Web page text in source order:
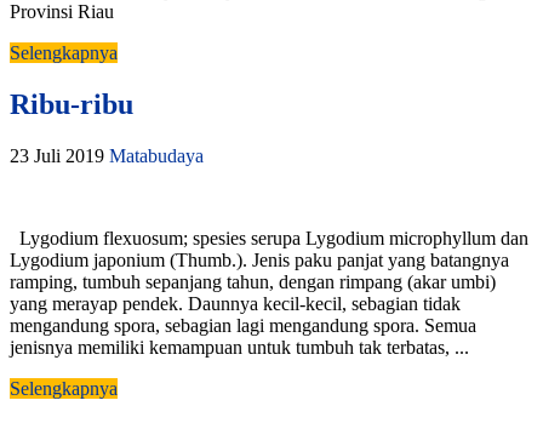
Provinsi Riau
Selengkapnya
Ribu-ribu
23 Juli 2019 Matabudaya
Lygodium flexuosum; spesies serupa Lygodium microphyllum dan
Lygodium japonium (Thumb.). Jenis paku panjat yang batangnya
ramping, tumbuh sepanjang tahun, dengan rimpang (akar umbi)
yang merayap pendek. Daunnya kecil-kecil, sebagian tidak
mengandung spora, sebagian lagi mengandung spora. Semua
jenisnya memiliki kemampuan untuk tumbuh tak terbatas, ...
Selengkapnya